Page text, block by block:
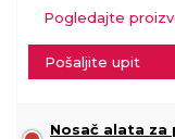
Pogledajte
Pošaljite upit
Nosač alata za